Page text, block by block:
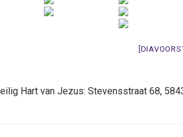
Hart van Jezus: Stevensstraat 68,